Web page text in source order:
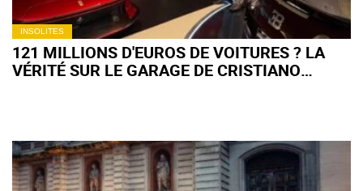
INSOLITES
121 MILLIONS D'EUROS DE VOITURES ? LA
VÉRITÉ SUR LE GARAGE DE CRISTIANO